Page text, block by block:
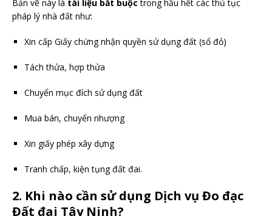
Bản vẽ này là tài liệu bắt buộc trong hầu hết các thủ tục
pháp lý nhà đất như:
Xin cấp Giấy chứng nhận quyền sử dụng đất (sổ đỏ)
Tách thửa, hợp thửa
Chuyển mục đích sử dụng đất
Mua bán, chuyển nhượng
Xin giấy phép xây dựng
Tranh chấp, kiện tụng đất đai.
2. Khi nào cần sử dụng Dịch vụ Đo đạc
Đất đai Tây Ninh?